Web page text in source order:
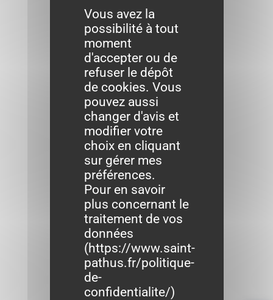
Vous avez la
possibilité à tout
moment
d'accepter ou de
refuser le dépôt
de cookies. Vous
pouvez aussi
changer d'avis et
modifier votre
choix en cliquant
sur gérer mes
préférences.
Pour en savoir
plus concernant le
traitement de vos
données
(https://www.saint-
pathus.fr/politique-
de-
confidentialite/)